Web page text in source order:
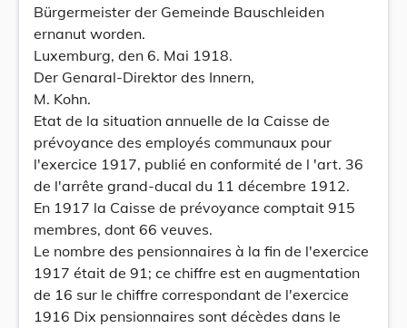
Bürgermeister der Gemeinde Bauschleiden
ernanut worden.
Luxemburg, den 6. Mai 1918.
Der Genaral-Direktor des Innern,
M. Kohn.
Etat de la situation annuelle de la Caisse de
prévoyance des employés communaux pour
l'exercice 1917, publié en conformité de l 'art. 36
de l'arrête grand-ducal du 11 décembre 1912.
En 1917 la Caisse de prévoyance comptait 915
membres, dont 66 veuves.
Le nombre des pensionnaires à la fin de l'exercice
1917 était de 91; ce chiffre est en augmentation
de 16 sur le chiffre correspondant de l'exercice
1916 Dix pensionnaires sont décèdes dans le